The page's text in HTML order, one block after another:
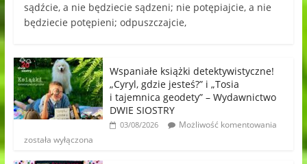
sądźcie, a nie będziecie sądzeni; nie potępiajcie, a nie
będziecie potępieni; odpuszczajcie,
Wspaniałe książki detektywistyczne!
„Cyryl, gdzie jesteś?” i „Tosia
i tajemnica geodety” – Wydawnictwo
DWIE SIOSTRY
03/08/2026
Możliwość komentowania
została wyłączona